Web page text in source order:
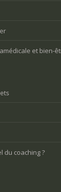
et bien-
du coaching ?